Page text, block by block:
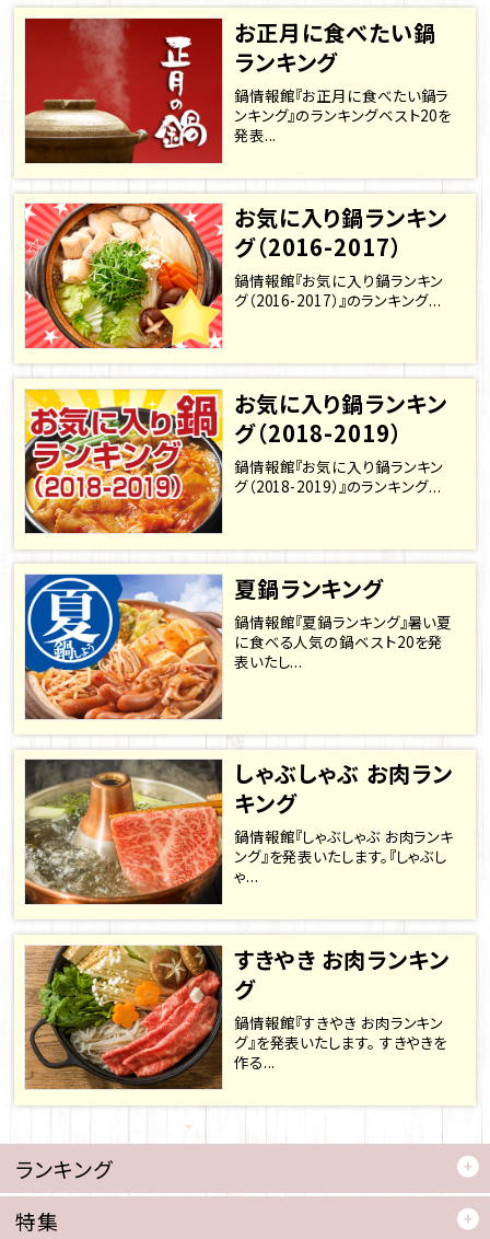
お正月に食べたい鍋
ランキング
鍋情報館『お正月に食べたい鍋ラ
ンキング』のランキングベスト20を
発表...
お気に入り鍋ランキン
グ（2016-2017）
鍋情報館『お気に入り鍋ランキン
グ（2016-2017）』のランキング...
お気に入り鍋ランキン
グ（2018-2019）
鍋情報館『お気に入り鍋ランキン
グ（2018-2019）』のランキング...
夏鍋ランキング
鍋情報館『夏鍋ランキング』暑い夏
に食べる人気の鍋ベスト20を発
表いたし...
しゃぶしゃぶ お肉ラン
キング
鍋情報館『しゃぶしゃぶ お肉ランキ
ング』を発表いたします。『しゃぶし
ゃ...
すきやき お肉ランキン
グ
鍋情報館『すきやき お肉ランキン
グ』を発表いたします。 すきやきを
作る...
ランキング
特集